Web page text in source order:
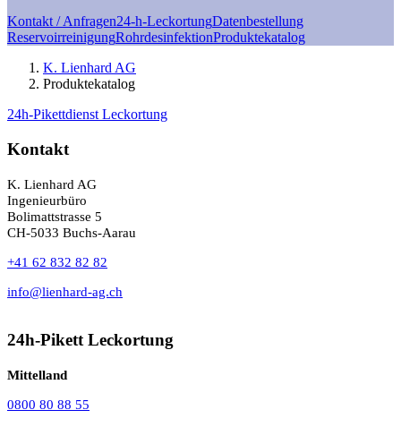
Kontakt / Anfragen24-h-LeckortungDatenbestellung
ReservoirreinigungRohrdesinfektionProduktekatalog
K. Lienhard AG
Produktekatalog
24h-Pikettdienst Leckortung
Kontakt
K. Lienhard AG
Ingenieurbüro
Bolimattstrasse 5
CH-5033 Buchs-Aarau
+41 62 832 82 82
info@lienhard-ag.ch
24h-Pikett Leckortung
Mittelland
0800 80 88 55